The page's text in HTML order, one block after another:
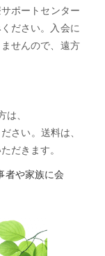
ポートセンター
ださい。入会に
せんので、遠方
、
さい。送料は、
だきます。
者や家族に会